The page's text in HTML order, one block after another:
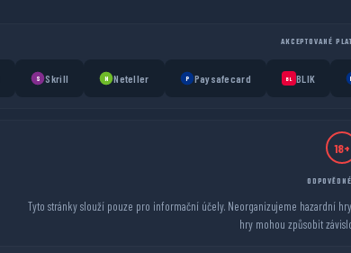
AKCEPTOVANÉ
S Skrill N Neteller P Paysafecard BL BLIK
18+
Tyto stránky slouží pouze pro informační účely. Neorganizujeme hazardní
hry mohou způsobit